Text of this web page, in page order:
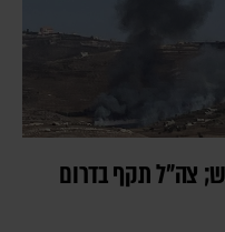
צה"ל תקף בדרום